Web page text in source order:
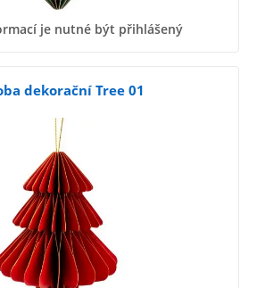
je nutné být přihlášený
dekorační Tree 01